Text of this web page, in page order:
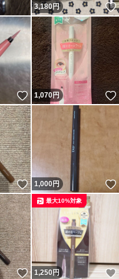
3,180円
いいね！
1,070円
いいね！
1,000円
いいね！
1,250 円
最大10%対象